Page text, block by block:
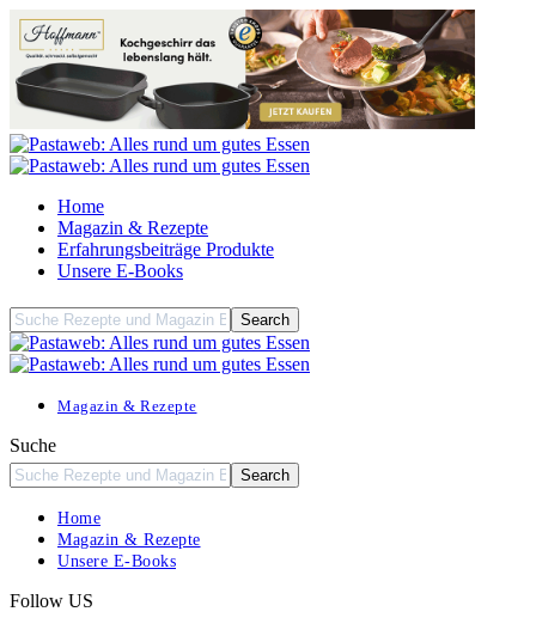
Home
Magazin & Rezepte
Erfahrungsbeiträge Produkte
Unsere E-Books
Magazin & Rezepte
Suche
Home
Magazin & Rezepte
Unsere E-Books
Follow US